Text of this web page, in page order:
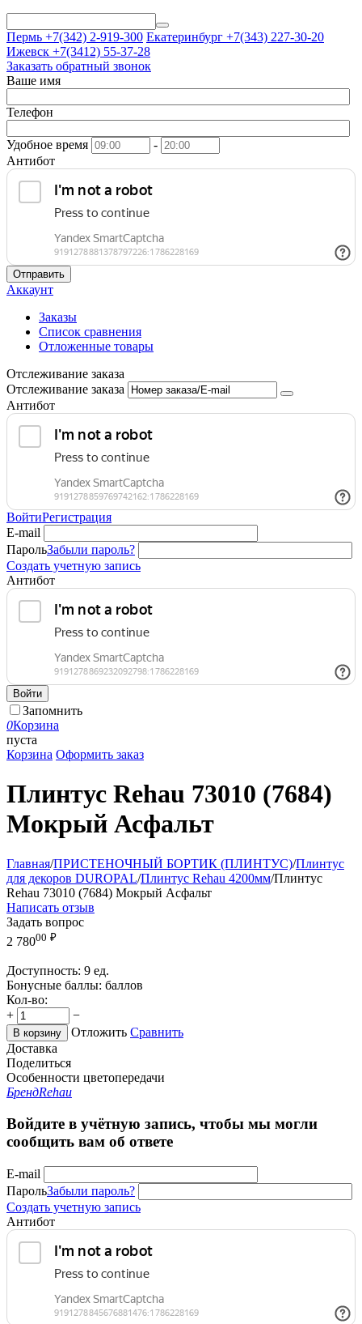
Пермь +7(342) 2-919-300 Екатеринбург +7(343) 227-30-20
Ижевск +7(3412) 55-37-28
Заказать обратный звонок
Ваше имя
Телефон
Удобное время
-
Антибот
Отправить
Аккаунт
Заказы
Список сравнения
Отложенные товары
Отслеживание заказа
Отслеживание заказа
Антибот
ВойтиРегистрация
E-mail
ПарольЗабыли пароль?
Создать учетную запись
Антибот
Войти
Запомнить
0Корзина
пуста
Корзина Оформить заказ
Плинтус Rehau 73010 (7684)
Мокрый Асфальт
Главная/ПРИСТЕНОЧНЫЙ БОРТИК (ПЛИНТУС)/Плинтус
для декоров DUROPAL/Плинтус Rehau 4200мм/Плинтус
Rehau 73010 (7684) Мокрый Асфальт
Написать отзыв
Задать вопрос
2 78000 ₽
Доступность: 9 ед.
Бонусные баллы: баллов
Кол-во:
+
−
В корзину Отложить Сравнить
Доставка
Поделиться
Особенности цветопередачи
БрендRehau
Войдите в учётную запись, чтобы мы могли
сообщить вам об ответе
E-mail
ПарольЗабыли пароль?
Создать учетную запись
Антибот